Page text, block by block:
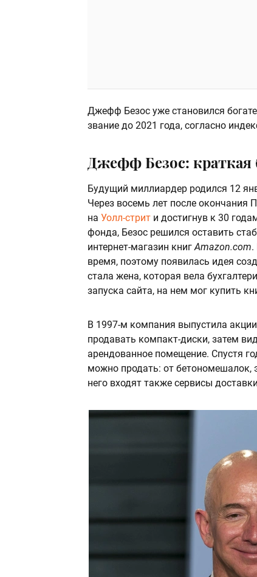
Джефф Безос уже становился
звание до 2021 года, согласно
Джефф Безос: краткая
Будущий миллиардер родился 12
Через восемь лет после окончания
на Уолл-стрит и достигнув к 30
фонда, Безос решился оставить
интернет-магазин книгAmazon.com.
время, поэтому появилась идея
стала жена, которая вела
запуска сайта, на нем мог купить
В 1997-м компания выпустила
продавать компакт-диски, затем
арендованное помещение. Спустя
можно продать: от бетономешалок,
него входят также сервисы